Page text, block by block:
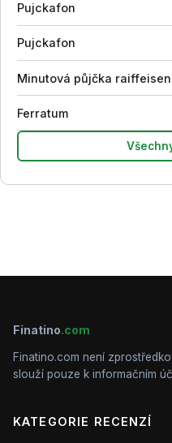
Pujckafon
Pujckafon
Minutová půjčka
Ferratum
Finatino.com
Finatino.com není
slouží pouze k informačním
KATEGORIE RECENZÍ